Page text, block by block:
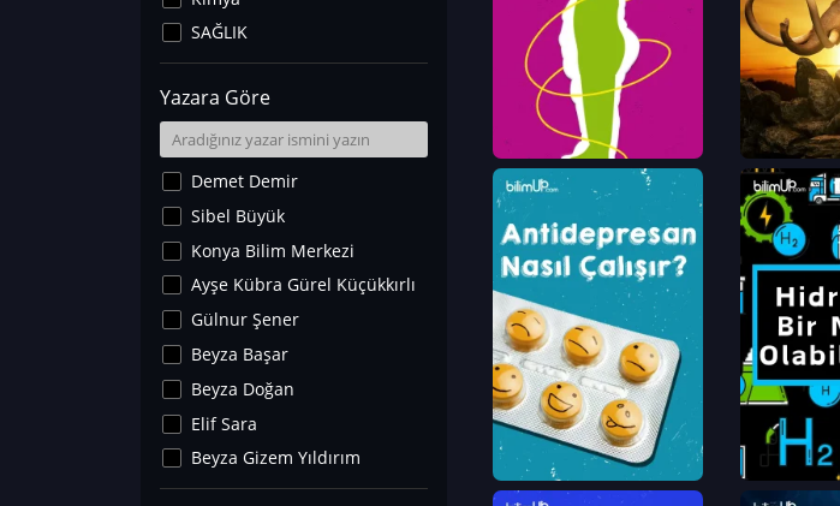
SAĞLIK
Sanat Tarihi
Fizik
Yer Bilimleri
Astronomi ve Uzay
Noroloji
Matematik
Teknoloji
İklim Değişikliği
Arkeoloji
Kültür&Sanat
Yaşam Tavsiyeleri
Merakoloji
Yazara Göre
Demet Demir
Sibel Büyük
Konya Bilim Merkezi
Ayşe Kübra Gürel Küçükkırlı
Gülnur Şener
Beyza Başar
Beyza Doğan
Elif Sara
Beyza Gizem Yıldırım
İlknur İyigökler